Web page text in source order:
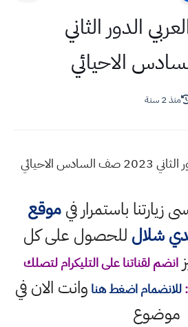
الدور الثاني
منذ 2 سنة
الاحيائي
زيارتنا باستمرار فيموقع
شلال للحصول على كل
انضم لقناتنا على التليكرام لتصلك
للانضمام اضغط هنا وانت الان في
موضوع